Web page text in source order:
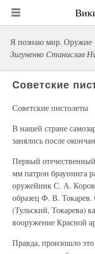
Я познаю мир. Оружие
Зигуненко Станислав
Советские
Советские пистолеты
В нашей стране
занялись после
Первый
мм патрон браунинга
оружейник С. А.
образец Ф. В.
(Тульский, Токарева)
вооружение Красной
Правда, произошло это